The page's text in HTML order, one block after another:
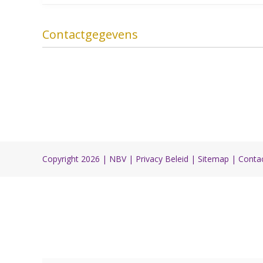
Contactgegevens
Copyright 2026 | NBV| Privacy Beleid | Sitemap |